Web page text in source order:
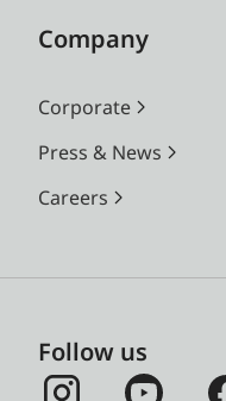
Company
Corporate
Press & News
Careers
Follow us